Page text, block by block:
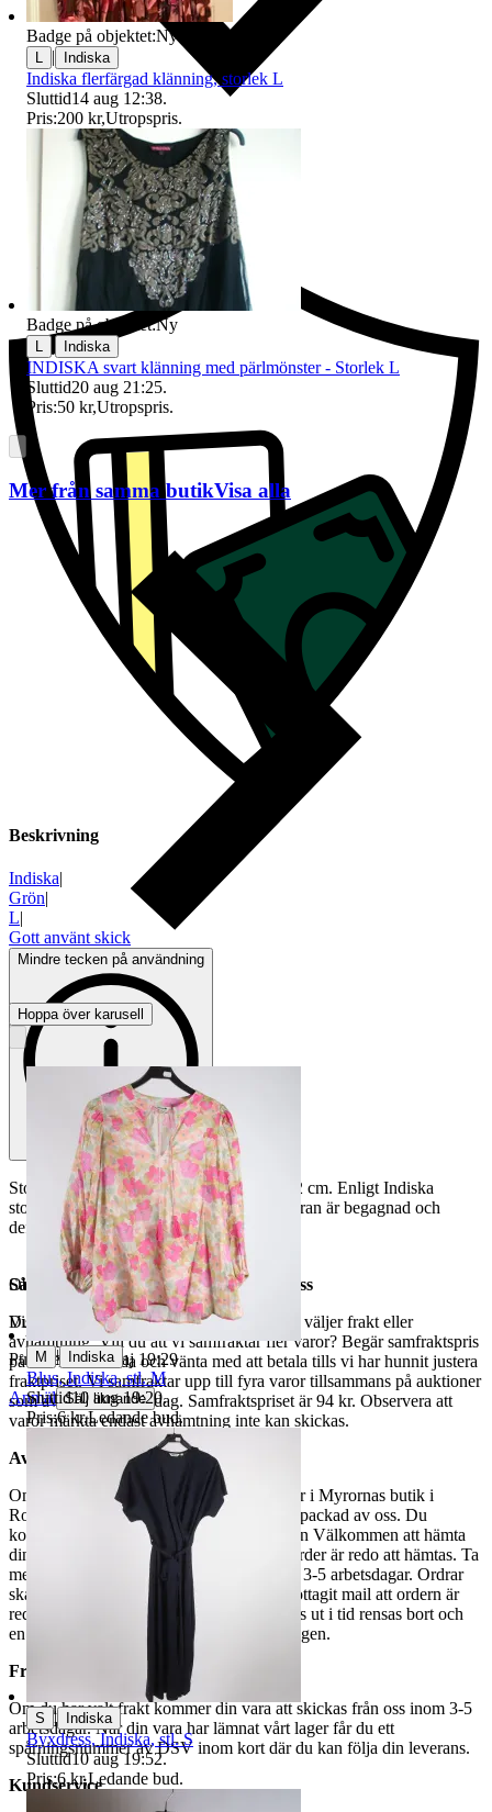
Ersättning om du inte får din vara
Beskrivning
Indiska|
Grön|
L|
Gott använt skick
Mindre tecken på användning
Storleksmärkning saknas. Bystvidd ca 102 cm. Enligt Indiska
storleksguide detsamma som storlek L. Varan är begagnad och
defekter kan förekomma.
Så här går det till när du handlar hos oss
Du betalar din order direkt på Tradera och väljer frakt eller
avhämtning. Vill du att vi samfraktar fler varor? Begär samfraktspris
på din Traderasida och vänta med att betala tills vi har hunnit justera
fraktpriset. Vi samfraktar upp till fyra varor tillsammans på auktioner
som avslutas samma dag. Samfraktspriset är 94 kr. Observera att
varor märkta endast avhämtning inte kan skickas.
Avhämtning
Om du väljer avhämtning hämtas din order i Myrornas butik i
Ropsten, Kolargatan 2 efter den har blivit packad av oss. Du
kommer att få ett separat mail med rubriken Välkommen att hämta
din order på Myrorna i Ropsten! när din order är redo att hämtas. Ta
med legitimation. Hanteringstiden är cirka 3-5 arbetsdagar. Ordrar
ska hämtas senast 7 dagar efter att man mottagit mail att ordern är
redo för avhämtning. Ordrar som ej hämtas ut i tid rensas bort och
en avgift på 84 kr dras av från återbetalningen.
Frakt
Om du har valt frakt kommer din vara att skickas från oss inom 3-5
arbetsdagar. När din vara har lämnat vårt lager får du ett
spårningsnummer av DSV inom kort där du kan följa din leverans.
Kundservice
Objektnr 731 754 351
Visningar
115
Publicerad 15 maj 19:29
Anmäl Sälj liknande
Badge på objektet:Ny
| Indiska
Indiska flerfärgad klänning, storlek L
Sluttid14 aug 12:38.
Pris:200 kr,Utropspris.
Badge på objektet:Ny
Indiska
INDISKA svart klänning med pärlmönster - Storlek L
Sluttid20 aug 21:25.
Pris:50 kr,Utropspris.
Mer från samma butikVisa alla
Hoppa över karusell
M | Indiska
Blus, Indiska, stl. M
Sluttid10 aug 19:20.
Pris:6 kr,Ledande bud.
S | Indiska
Byxdress, Indiska, stl. S
Sluttid10 aug 19:52.
Pris:6 kr,Ledande bud.